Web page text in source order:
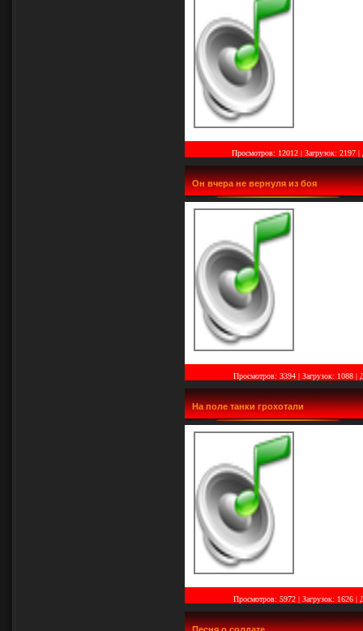
Просмотров: 12012 | Загрузок: 2197 |
Он вчера не вернуля из боя
Просмотров: 3394 | Загрузок: 1088 |
На поле танки грохотали
Просмотров: 5972 | Загрузок: 1626 |